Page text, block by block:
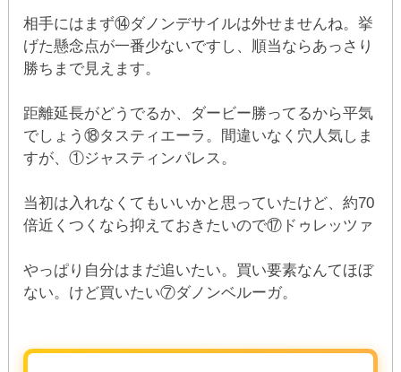
相手にはまず⑭ダノンデサイルは外せませんね。挙
げた懸念点が一番少ないですし、順当ならあっさり
勝ちまで見えます。
距離延長がどうでるか、ダービー勝ってるから平気
でしょう⑱タスティエーラ。間違いなく穴人気しま
すが、①ジャスティンパレス。
当初は入れなくてもいいかと思っていたけど、約70
倍近くつくなら抑えておきたいので⑰ドゥレッツァ
やっぱり自分はまだ追いたい。買い要素なんてほぼ
ない。けど買いたい⑦ダノンベルーガ。